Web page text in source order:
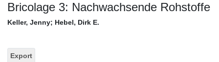
Bricolage 3: Nachwachsende Rohstoffe
Keller, Jenny; Hebel, Dirk E.
Export